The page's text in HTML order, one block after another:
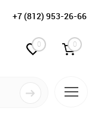
+7 (812) 953-26-66
0 0